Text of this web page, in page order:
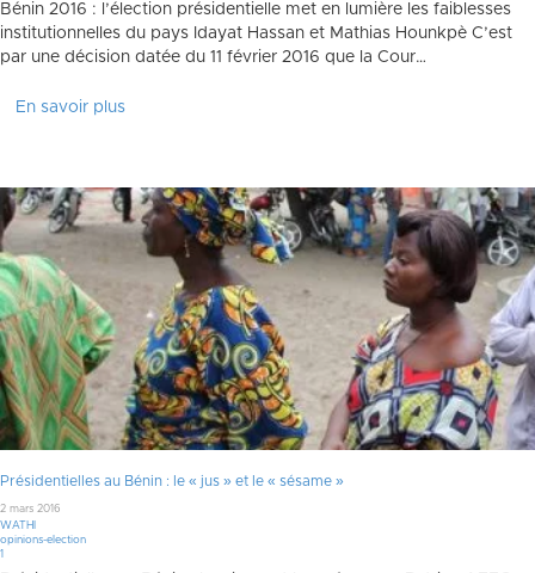
Bénin 2016 : l’élection présidentielle met en lumière les faiblesses
institutionnelles du pays Idayat Hassan et Mathias Hounkpè C’est
par une décision datée du 11 février 2016 que la Cour…
En savoir plus
Présidentielles au Bénin : le « jus » et le « sésame »
2 mars 2016
WATHI
opinions-election
1